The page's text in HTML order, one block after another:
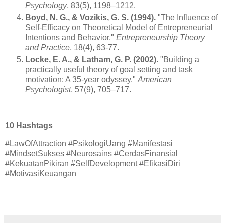
Psychology, 83(5), 1198–1212.
Boyd, N. G., & Vozikis, G. S. (1994). "The Influence of
Self-Efficacy on Theoretical Model of Entrepreneurial
Intentions and Behavior." Entrepreneurship Theory
and Practice, 18(4), 63-77.
Locke, E. A., & Latham, G. P. (2002). "Building a
practically useful theory of goal setting and task
motivation: A 35-year odyssey." American
Psychologist, 57(9), 705–717.
10 Hashtags
#LawOfAttraction #PsikologiUang #Manifestasi
#MindsetSukses #Neurosains #CerdasFinansial
#KekuatanPikiran #SelfDevelopment #EfikasiDiri
#MotivasiKeuangan